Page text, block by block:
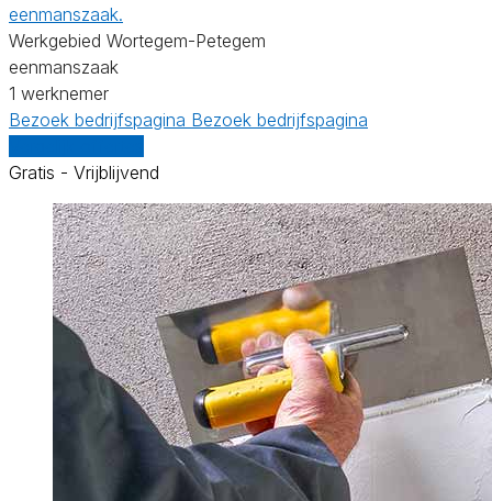
eenmanszaak.
Werkgebied Wortegem-Petegem
eenmanszaak
1 werknemer
Bezoek bedrijfspagina Bezoek bedrijfspagina
Gratis - Vrijblijvend